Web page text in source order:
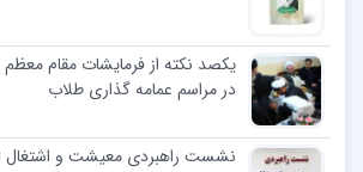
یکصد نکته از فرمایشات مقام معظم
در مراسم عمامه گذاری طلاب
نشست راهبردی معیشت و اشتغال